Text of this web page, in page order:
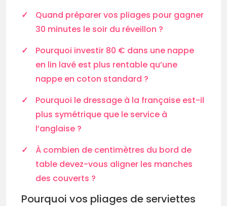
Quand préparer vos pliages pour gagner
30 minutes le soir du réveillon ?
Pourquoi investir 80 € dans une nappe
en lin lavé est plus rentable qu’une
nappe en coton standard ?
Pourquoi le dressage à la française est-il
plus symétrique que le service à
l’anglaise ?
À combien de centimètres du bord de
table devez-vous aligner les manches
des couverts ?
Pourquoi vos pliages de serviettes